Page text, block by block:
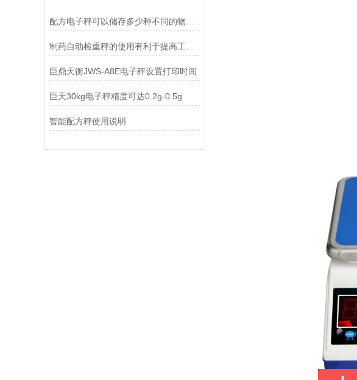
巨鼎天衡JWS-A8E电子秤设置打印时间
巨天30kg电子秤精度可达0.2g-0.5g
智能配方秤使用说明